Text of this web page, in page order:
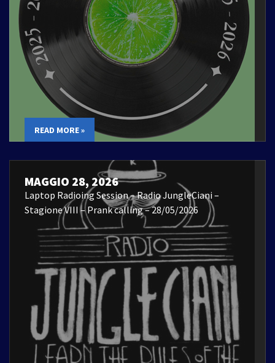
READ MORE »
MAGGIO 28, 2026
Laptop Radioing Session – Radio JungleCiani –
Stagione VIII – Prank calling – 28/05/2026